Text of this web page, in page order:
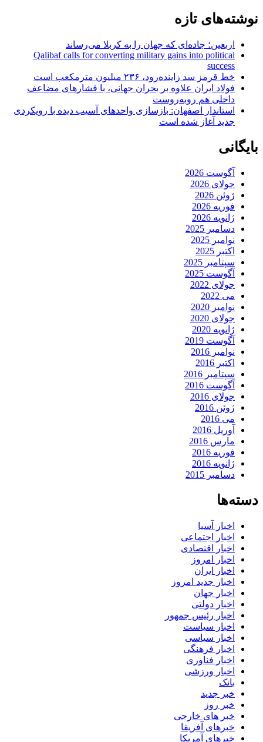
نوشته‌های تازه
اربعین؛ جاده‌ای که جهان را به کربلا می‌رساند
Qalibaf calls for converting military gains into political
success
خط قرمز سد زاینده‌رود، ۲۳۶ میلیون مترمکعب است
فولاد ایران علاوه بر بحران جهانی، با فشارهای مضاعف
داخلی هم روبه‌روست
استاندار اصفهان: بازسازی واحدهای آسیب دیده با رویکردی
جدید آغاز شده است
بایگانی
آگوست 2026
جولای 2026
ژوئن 2026
فوریه 2026
ژانویه 2026
دسامبر 2025
نوامبر 2025
اکتبر 2025
سپتامبر 2025
آگوست 2025
جولای 2022
می 2022
نوامبر 2020
جولای 2020
ژانویه 2020
آگوست 2019
نوامبر 2016
اکتبر 2016
سپتامبر 2016
آگوست 2016
جولای 2016
ژوئن 2016
می 2016
آوریل 2016
مارس 2016
فوریه 2016
ژانویه 2016
دسامبر 2015
دسته‌ها
اخبار آسیا
اخبار اجتماعی
اخبار اقتصادی
اخبار امروز
اخبار ایران
اخبار جدید امروز
اخبار جهان
اخبار دولتی
اخبار رئیس جمهور
اخبار سیاست
اخبار سیاسی
اخبار فرهنگی
اخبار فناوری
اخبار ورزشی
بانک
خبر جدید
خبر روز
خبر های خارجی
خبرهای آفریقا
خبرهای آمریکا